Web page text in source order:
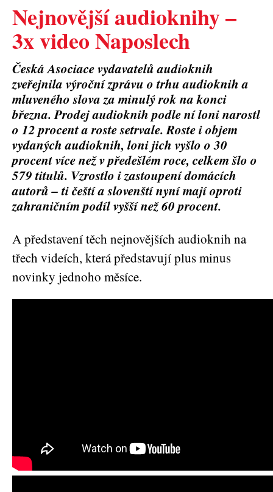
Nejnovější audioknihy –
3x video Naposlech
Česká Asociace vydavatelů audioknih
zveřejnila výroční zprávu o trhu audioknih a
mluveného slova za minulý rok na konci
března. Prodej audioknih podle ní loni narostl
o 12 procent a roste setrvale. Roste i objem
vydaných audioknih, loni jich vyšlo o 30
procent více než v předešlém roce, celkem šlo o
579 titulů. Vzrostlo i zastoupení domácích
autorů – ti čeští a slovenští nyní mají oproti
zahraničním podíl vyšší než 60 procent.
A představení těch nejnovějších audioknih na
třech videích, která představují plus minus
novinky jednoho měsíce.